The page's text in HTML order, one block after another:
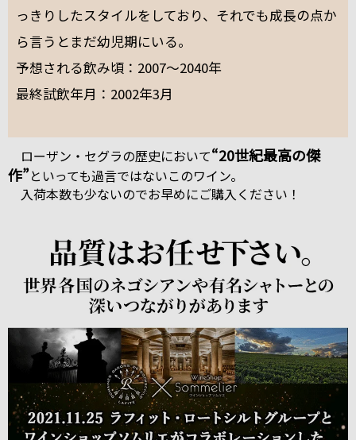
っきりしたスタイルをしており、それでも成長の点か
ら言うとまだ幼児期にいる。
予想される飲み頃：2007～2040年
最終試飲年月：2002年3月
ローザン・セグラの歴史において“20世紀最高の傑
作”といっても過言ではないこのワイン。
入荷本数も少ないのでお早めにご購入ください！